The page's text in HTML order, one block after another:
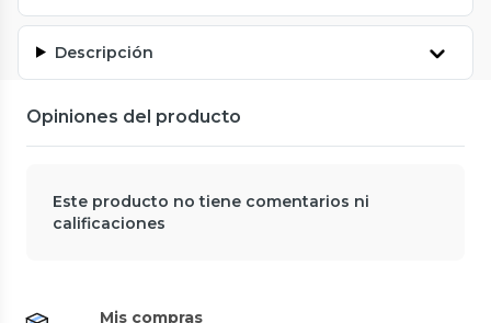
Descripción
Opiniones del producto
Este producto no tiene comentarios ni
calificaciones
Mis compras